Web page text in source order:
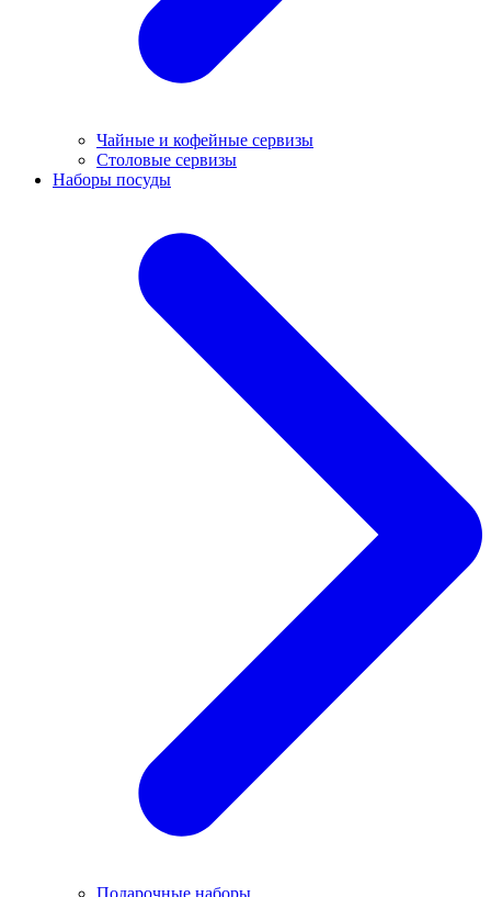
Чайные и кофейные сервизы
Столовые сервизы
Наборы посуды
Подарочные наборы